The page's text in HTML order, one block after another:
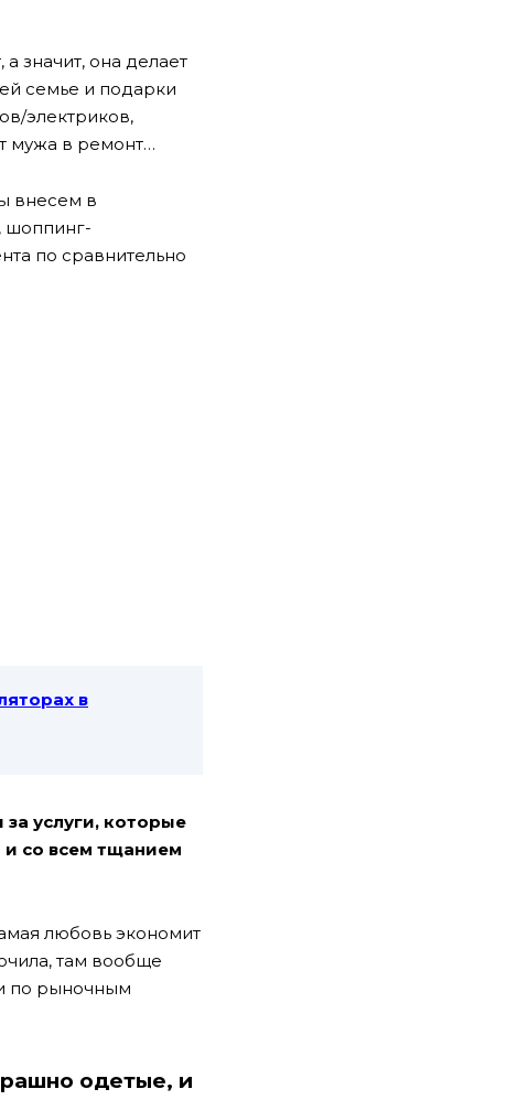
значит, она делает
семье и подарки
электриков,
мужа в ремонт…
внесем в
шоппинг-
по сравнительно
в
услуги, которые
и со всем тщанием
любовь экономит
там вообще
по рыночным
одетые, и